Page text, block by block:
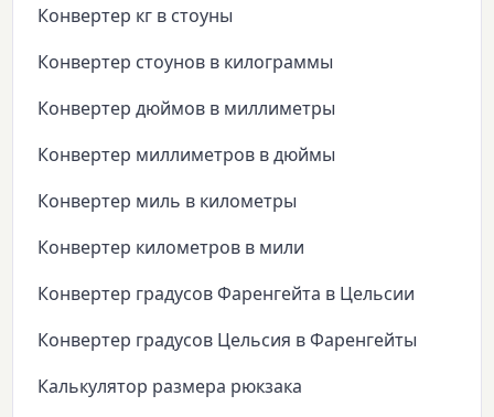
Конвертер кг в стоуны
Конвертер стоунов в килограммы
Конвертер дюймов в миллиметры
Конвертер миллиметров в дюймы
Конвертер миль в километры
Конвертер километров в мили
Конвертер градусов Фаренгейта в Цельсии
Конвертер градусов Цельсия в Фаренгейты
Калькулятор размера рюкзака